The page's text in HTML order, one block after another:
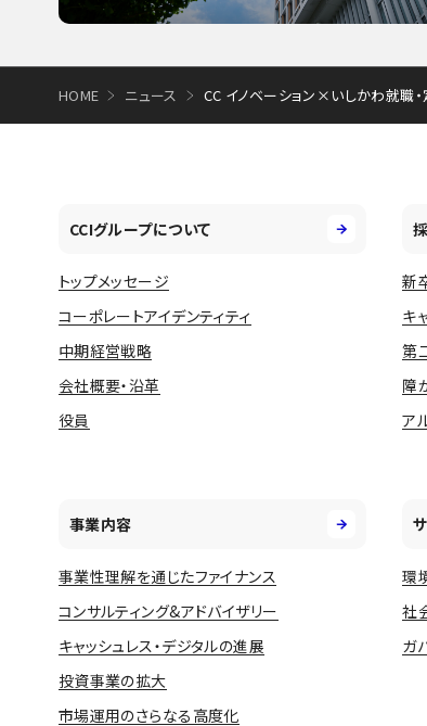
HOME ニュース CC イノベーション×いしかわ就職
CCIグループについて
トップメッセージ
コーポレートアイデンティティ
中期経営戦略
会社概要・沿革
役員
事業内容
事業性理解を通じたファイナンス
コンサルティング&アドバイザリー
キャッシュレス・デジタルの進展
投資事業の拡大
市場運用のさらなる高度化
新
キ
第
障
ア
環
社
ガ